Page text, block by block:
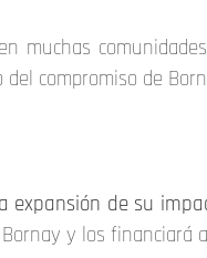
muchas
compromiso de
expansión de su
y los